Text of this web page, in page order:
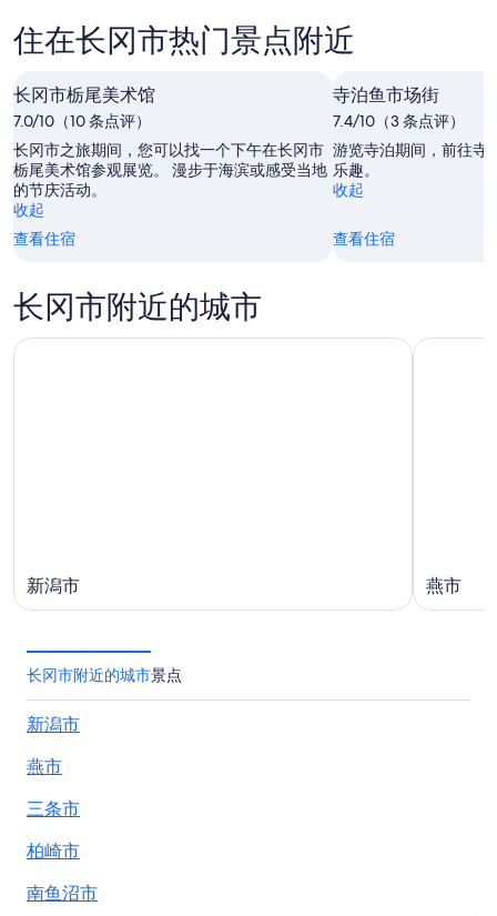
晚
的
格，
入
住
日
期
为
8
9
日
-
市
明
的
价
格，
入
住
日
期
8
月
10
长
冈
下
周
末
的
价
格，
入
日
期
为
住在长冈市热门景点附近
长冈市栃尾美术馆
7.0/10（10 条点评）
长冈市之旅期间，您可以找一个下午在长冈市
栃尾美术馆参观展览。 漫步于海滨或感受当地
的节庆活动。
收起
查看住宿
寺泊鱼市场街
7.4/10（3 条点评）
游览寺泊期间，前往寺
乐趣。
收起
查看住宿
长冈市附近的城市
新潟市 燕市
长冈市附近的城市景点
新潟市
燕市
三条市
柏崎市
南鱼沼市